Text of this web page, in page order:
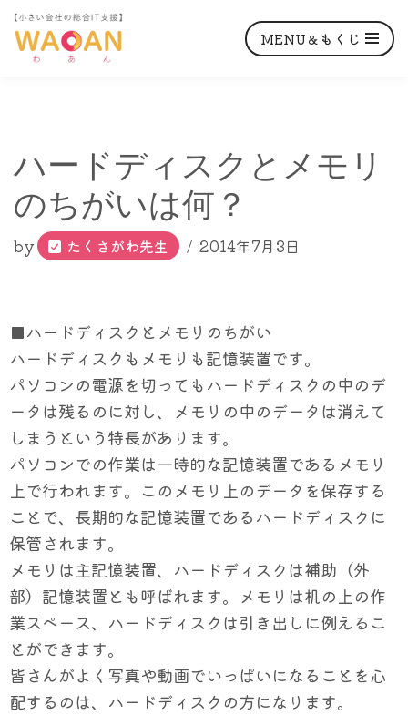
ン
ン
ツ
へ
ッ
プ
MENU＆もくじ
ハードディスクとメモリ
のちがいは何？
by たくさがわ先生 2014年7月3日
■ハードディスクとメモリのちがい
ハードディスクもメモリも記憶装置です。
パソコンの電源を切ってもハードディスクの中のデ
ータは残るのに対し、メモリの中のデータは消えて
しまうという特長があります。
パソコンでの作業は一時的な記憶装置であるメモリ
上で行われます。このメモリ上のデータを保存する
ことで、長期的な記憶装置であるハードディスクに
保管されます。
メモリは主記憶装置、ハードディスクは補助（外
部）記憶装置とも呼ばれます。メモリは机の上の作
業スペース、ハードディスクは引き出しに例えるこ
とができます。
皆さんがよく写真や動画でいっぱいになることを心
配するのは、ハードディスクの方になります。